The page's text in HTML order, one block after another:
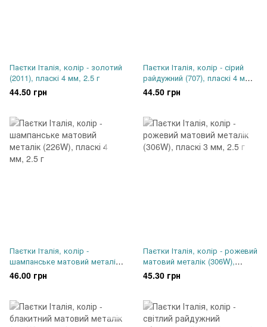
Паєтки Італія, колір - золотий
(2011), пласкі 4 мм, 2.5 г
44.50 грн
Паєтки Італія, колір - сірий
райдужний (707), пласкі 4 мм,
2.5 г
44.50 грн
Паєтки Італія, колір -
шампанське матовий металік
(226W), пласкі 4 мм, 2.5 г
46.00 грн
Паєтки Італія, колір - рожевий
матовий металік (306W),
пласкі 3 мм, 2.5 г
45.30 грн